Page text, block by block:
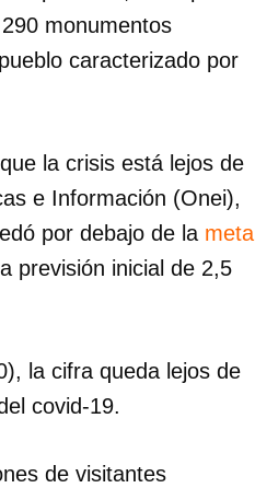
monumentos
caracterizado por
la crisis está lejos de
e Información (Onei),
por debajo de la meta
previsión inicial de 2,5
la cifra queda lejos de
covid-19.
de visitantes